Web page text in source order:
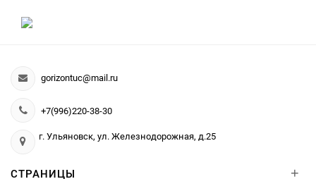
gorizontuc@mail.ru
+7(996)220-38-30
г. Ульяновск, ул. Железнодорожная, д.25
СТРАНИЦЫ +